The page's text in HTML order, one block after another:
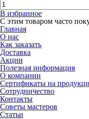
В избранное
С этим товаром часто
Главная
О нас
Как заказать
Доставка
Акции
Полезная информация
О компании
Сертификаты на
Сотрудничество
Контакты
Советы мастеров
Статьи